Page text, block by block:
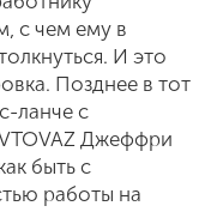
с чем ему в
И это
Позднее в тот
ланче с
Джеффри
быть с
работы на